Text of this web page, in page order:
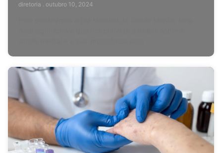
diretoria outubro 10, 2024